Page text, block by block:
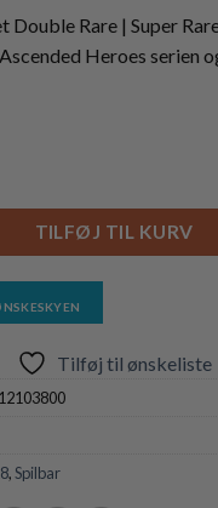
Double Rare | Super
Heroes serien
TILFØJ TIL KURV
Tilføj til ønskeliste
12103800
,Spilbar